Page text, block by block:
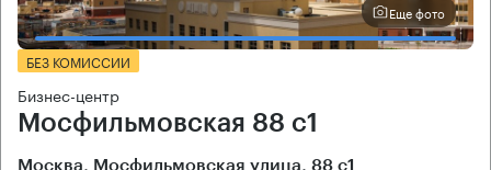
Еще фото
БЕЗ КОМИССИИ
Бизнес-центр
Мосфильмовская 88 с1
Москва, Мосфильмовская улица, 88 с1